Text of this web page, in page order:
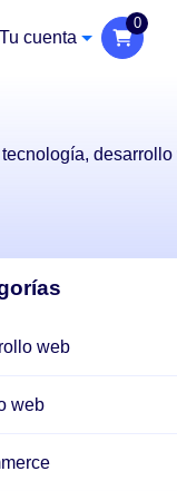
Tu cuenta
0
desarrollo
web
web